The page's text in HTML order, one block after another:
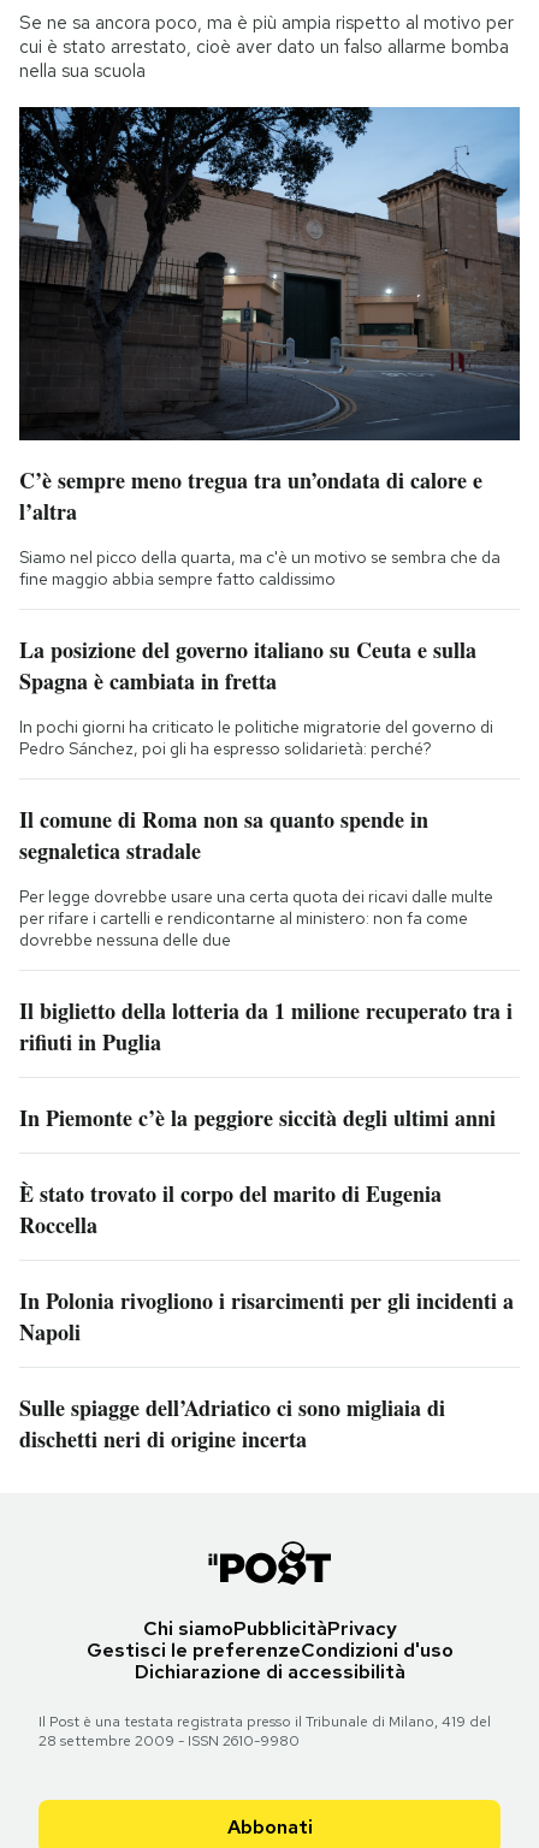
Se ne sa ancora poco, ma è più ampia rispetto al motivo per
cui è stato arrestato, cioè aver dato un falso allarme bomba
nella sua scuola
C’è sempre meno tregua tra un’ondata di calore e
l’altra
Siamo nel picco della quarta, ma c'è un motivo se sembra che da
fine maggio abbia sempre fatto caldissimo
La posizione del governo italiano su Ceuta e sulla
Spagna è cambiata in fretta
In pochi giorni ha criticato le politiche migratorie del governo di
Pedro Sánchez, poi gli ha espresso solidarietà: perché?
Il comune di Roma non sa quanto spende in
segnaletica stradale
Per legge dovrebbe usare una certa quota dei ricavi dalle multe
per rifare i cartelli e rendicontarne al ministero: non fa come
dovrebbe nessuna delle due
Il biglietto della lotteria da 1 milione recuperato tra i
rifiuti in Puglia
In Piemonte c’è la peggiore siccità degli ultimi anni
È stato trovato il corpo del marito di Eugenia
Roccella
In Polonia rivogliono i risarcimenti per gli incidenti a
Napoli
Sulle spiagge dell’Adriatico ci sono migliaia di
dischetti neri di origine incerta
Chi siamoPubblicitàPrivacy
Gestisci le preferenzeCondizioni d'uso
Dichiarazione di accessibilità
Il Post è una testata registrata presso il Tribunale di Milano, 419 del
28 settembre 2009 - ISSN 2610-9980
Abbonati